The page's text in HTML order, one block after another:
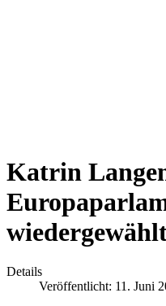
Katrin
Details
Veröffentlicht: 11. Juni